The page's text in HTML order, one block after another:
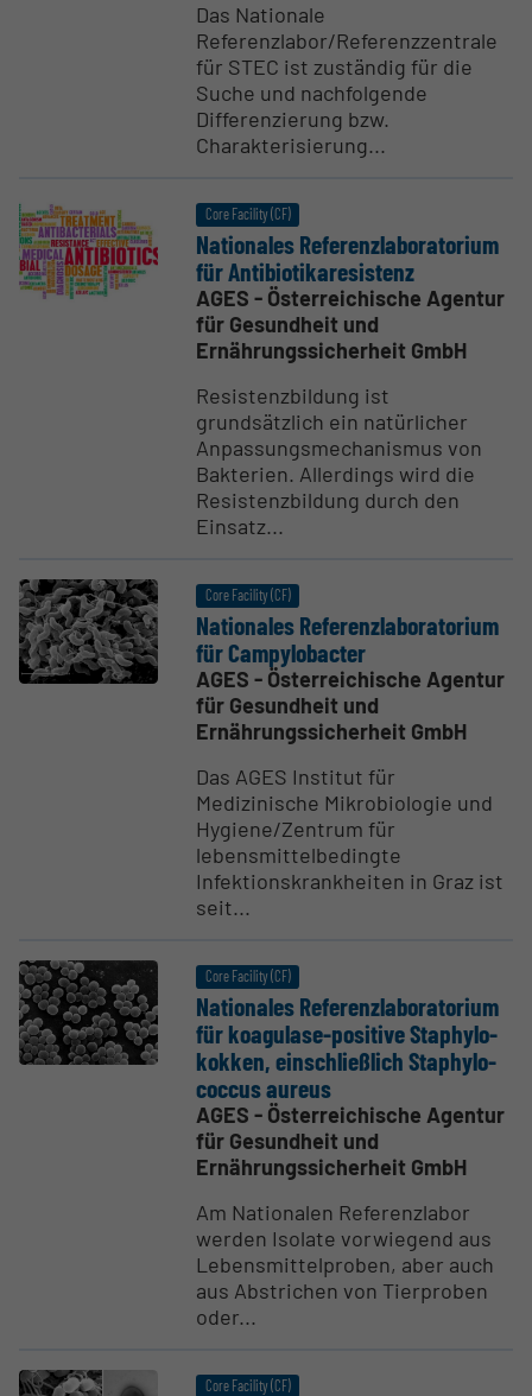
Das Nationale
Referenzlabor/Referenzzentrale
für STEC ist zuständig für die
Suche und nachfolgende
Differenzierung bzw.
Charakterisierung...
Core Facility (CF)
Natio­nales Referenz­la­bo­ra­torium
für Antibio­ti­ka­re­sistenz
AGES - Österreichische Agentur
für Gesundheit und
Ernährungssicherheit GmbH
Resistenzbildung ist
grundsätzlich ein natürlicher
Anpassungsmechanismus von
Bakterien. Allerdings wird die
Resistenzbildung durch den
Einsatz...
Core Facility (CF)
Natio­nales Referenz­la­bo­ra­torium
für Campy­lo­bacter
AGES - Österreichische Agentur
für Gesundheit und
Ernährungssicherheit GmbH
Das AGES Institut für
Medizinische Mikrobiologie und
Hygiene/Zentrum für
lebensmittelbedingte
Infektionskrankheiten in Graz ist
seit...
Core Facility (CF)
Natio­nales Referenz­la­bo­ra­torium
für koagulase-positive Staphy­lo­
kokken, einsch­ließlich Staphy­lo­
coccus aureus
AGES - Österreichische Agentur
für Gesundheit und
Ernährungssicherheit GmbH
Am Nationalen Referenzlabor
werden Isolate vorwiegend aus
Lebensmittelproben, aber auch
aus Abstrichen von Tierproben
oder...
Core Facility (CF)